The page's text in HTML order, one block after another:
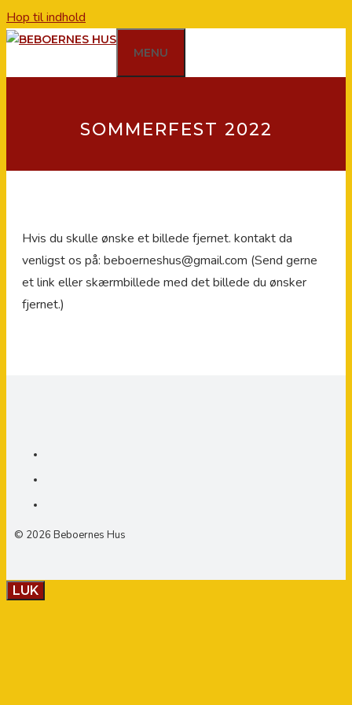
Hop til indhold
MENU
SOMMERFEST 2022
Hvis du skulle ønske et billede fjernet. kontakt da
venligst os på: beboerneshus@gmail.com (Send gerne
et link eller skærmbillede med det billede du ønsker
fjernet.)
© 2026 Beboernes Hus
LUK